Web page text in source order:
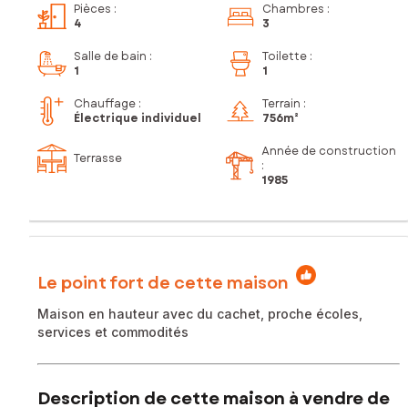
Pièces :
4
Chambres :
3
Salle de bain :
1
Toilette :
1
Chauffage :
Électrique individuel
Terrain :
756m²
Terrasse
Année de construction
:
1985
Le point fort de cette maison
Maison en hauteur avec du cachet, proche écoles,
services et commodités
Description de cette maison à vendre de